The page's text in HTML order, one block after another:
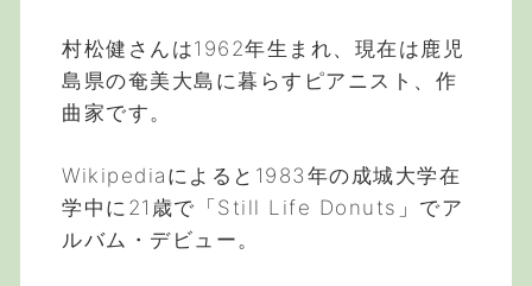
村松健さんは1962年生まれ、現在は鹿児
島県の奄美大島に暮らすピアニスト、作
曲家です。
Wikipediaによると1983年の成城大学在
学中に21歳で「Still Life Donuts」でア
ルバム・デビュー。